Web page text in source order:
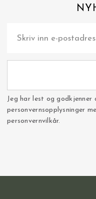
Jeg har lest og
personvernsopplysninger
personvernvilkår.